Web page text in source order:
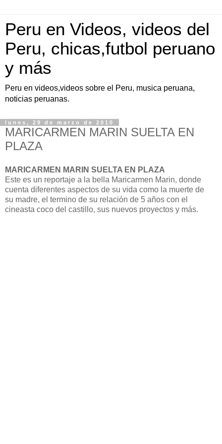
Peru en Videos, videos del
Peru, chicas,futbol peruano
y más
Peru en videos,videos sobre el Peru, musica peruana,
noticias peruanas.
lunes, 29 de marzo de 2010
MARICARMEN MARIN SUELTA EN
PLAZA
MARICARMEN MARIN SUELTA EN PLAZA
Este es un reportaje a la bella Maricarmen Marin, donde
cuenta diferentes aspectos de su vida como la muerte de
su madre, el termino de su relación de 5 años con el
cineasta coco del castillo, sus nuevos proyectos y más.